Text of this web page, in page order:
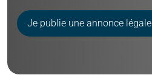
Je publie une annonce légale